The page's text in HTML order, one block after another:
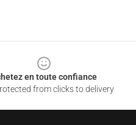
en toute confiance
from clicks to delivery